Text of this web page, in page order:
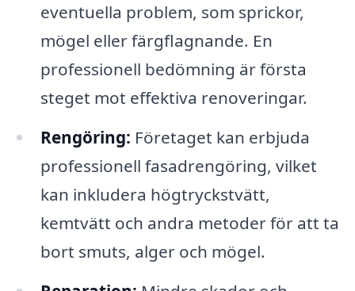
eventuella problem, som sprickor,
mögel eller färgflagnande. En
professionell bedömning är första
steget mot effektiva renoveringar.
Rengöring: Företaget kan erbjuda
professionell fasadrengöring, vilket
kan inkludera högtryckstvätt,
kemtvätt och andra metoder för att ta
bort smuts, alger och mögel.